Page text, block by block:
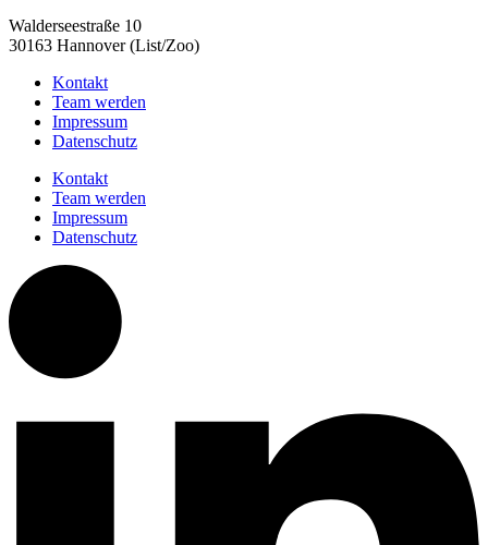
Walderseestraße 10
30163 Hannover (List/Zoo)
Kontakt
Team werden
Impressum
Datenschutz
Kontakt
Team werden
Impressum
Datenschutz